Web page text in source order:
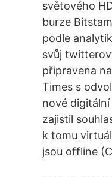
světového
burze
podle
svůj
připravena
Times s
nové
zajistil
k tomu
jsou offline